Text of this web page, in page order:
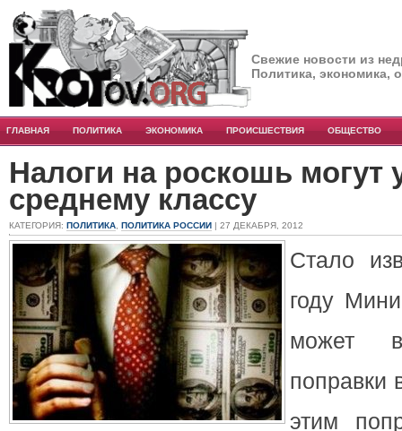
Свежие новости из
Политика, экономика,
ГЛАВНАЯ ПОЛИТИКА ЭКОНОМИКА ПРОИСШЕСТВИЯ ОБЩЕСТВО
Налоги на роскошь могут
среднему классу
КАТЕГОРИЯ: ПОЛИТИКА ПОЛИТИКА РОССИИ | 27 ДЕКАБРЯ, 2012
Стало
году
может
поправки
этим